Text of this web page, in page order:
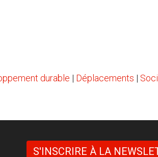
durable | Déplacements |
S'INSCRIRE À LA